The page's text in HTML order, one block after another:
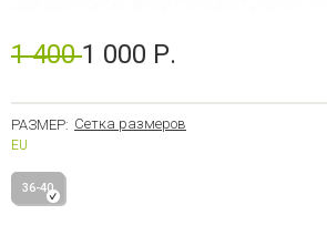
1 4001 000 Р.
РАЗМЕР: Сетка размеров
EU
36-40